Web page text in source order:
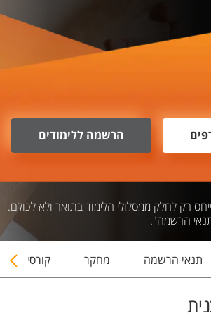
הרשמה ללימודים
רק לחלק ממסלולי הלימוד בתואר ולא לכולם.
הרשמה".
תנאי הרשמה מחקר קורסים